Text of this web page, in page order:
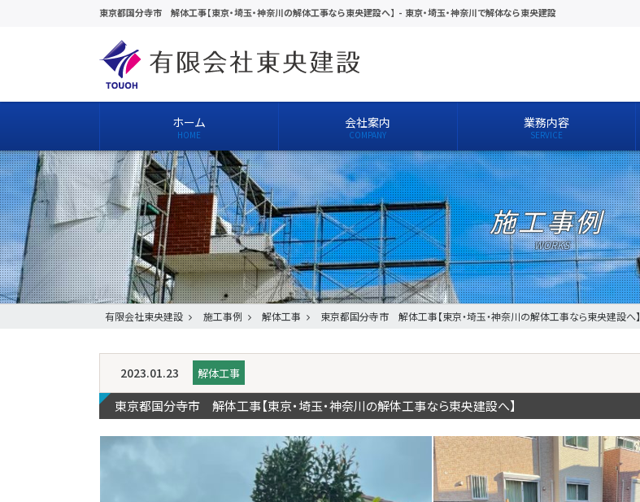
東京都国分寺市 解体工事【東京・埼玉・神奈川の解体工事なら東央建設へ】 - 東京・埼玉・神奈川で解体なら東央建設
ホーム 会社案内 業務内容
施工事例
有限会社東央建設 施工事例 解体工事 東京都国分寺市 解体工事【東京・埼玉・神奈川の解体工事なら東央建設へ】
2023.01.23 解体工事
東京都国分寺市 解体工事【東京・埼玉・神奈川の解体工事なら東央建設へ】